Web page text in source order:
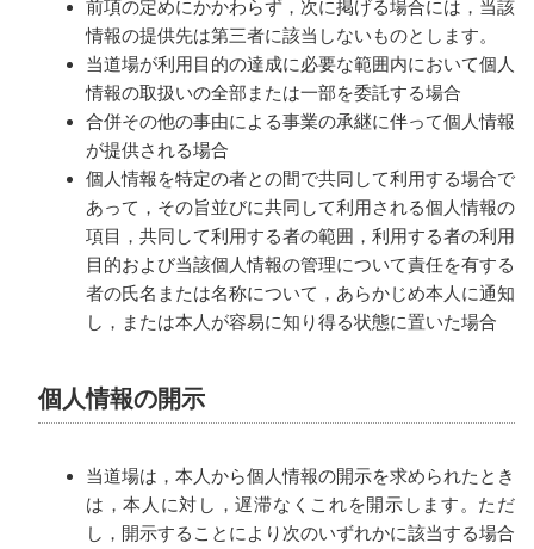
前項の定めにかかわらず，次に掲げる場合には，当該
情報の提供先は第三者に該当しないものとします。
当道場が利用目的の達成に必要な範囲内において個人
情報の取扱いの全部または一部を委託する場合
合併その他の事由による事業の承継に伴って個人情報
が提供される場合
個人情報を特定の者との間で共同して利用する場合で
あって，その旨並びに共同して利用される個人情報の
項目，共同して利用する者の範囲，利用する者の利用
目的および当該個人情報の管理について責任を有する
者の氏名または名称について，あらかじめ本人に通知
し，または本人が容易に知り得る状態に置いた場合
個人情報の開示
当道場は，本人から個人情報の開示を求められたとき
は，本人に対し，遅滞なくこれを開示します。ただ
し，開示することにより次のいずれかに該当する場合